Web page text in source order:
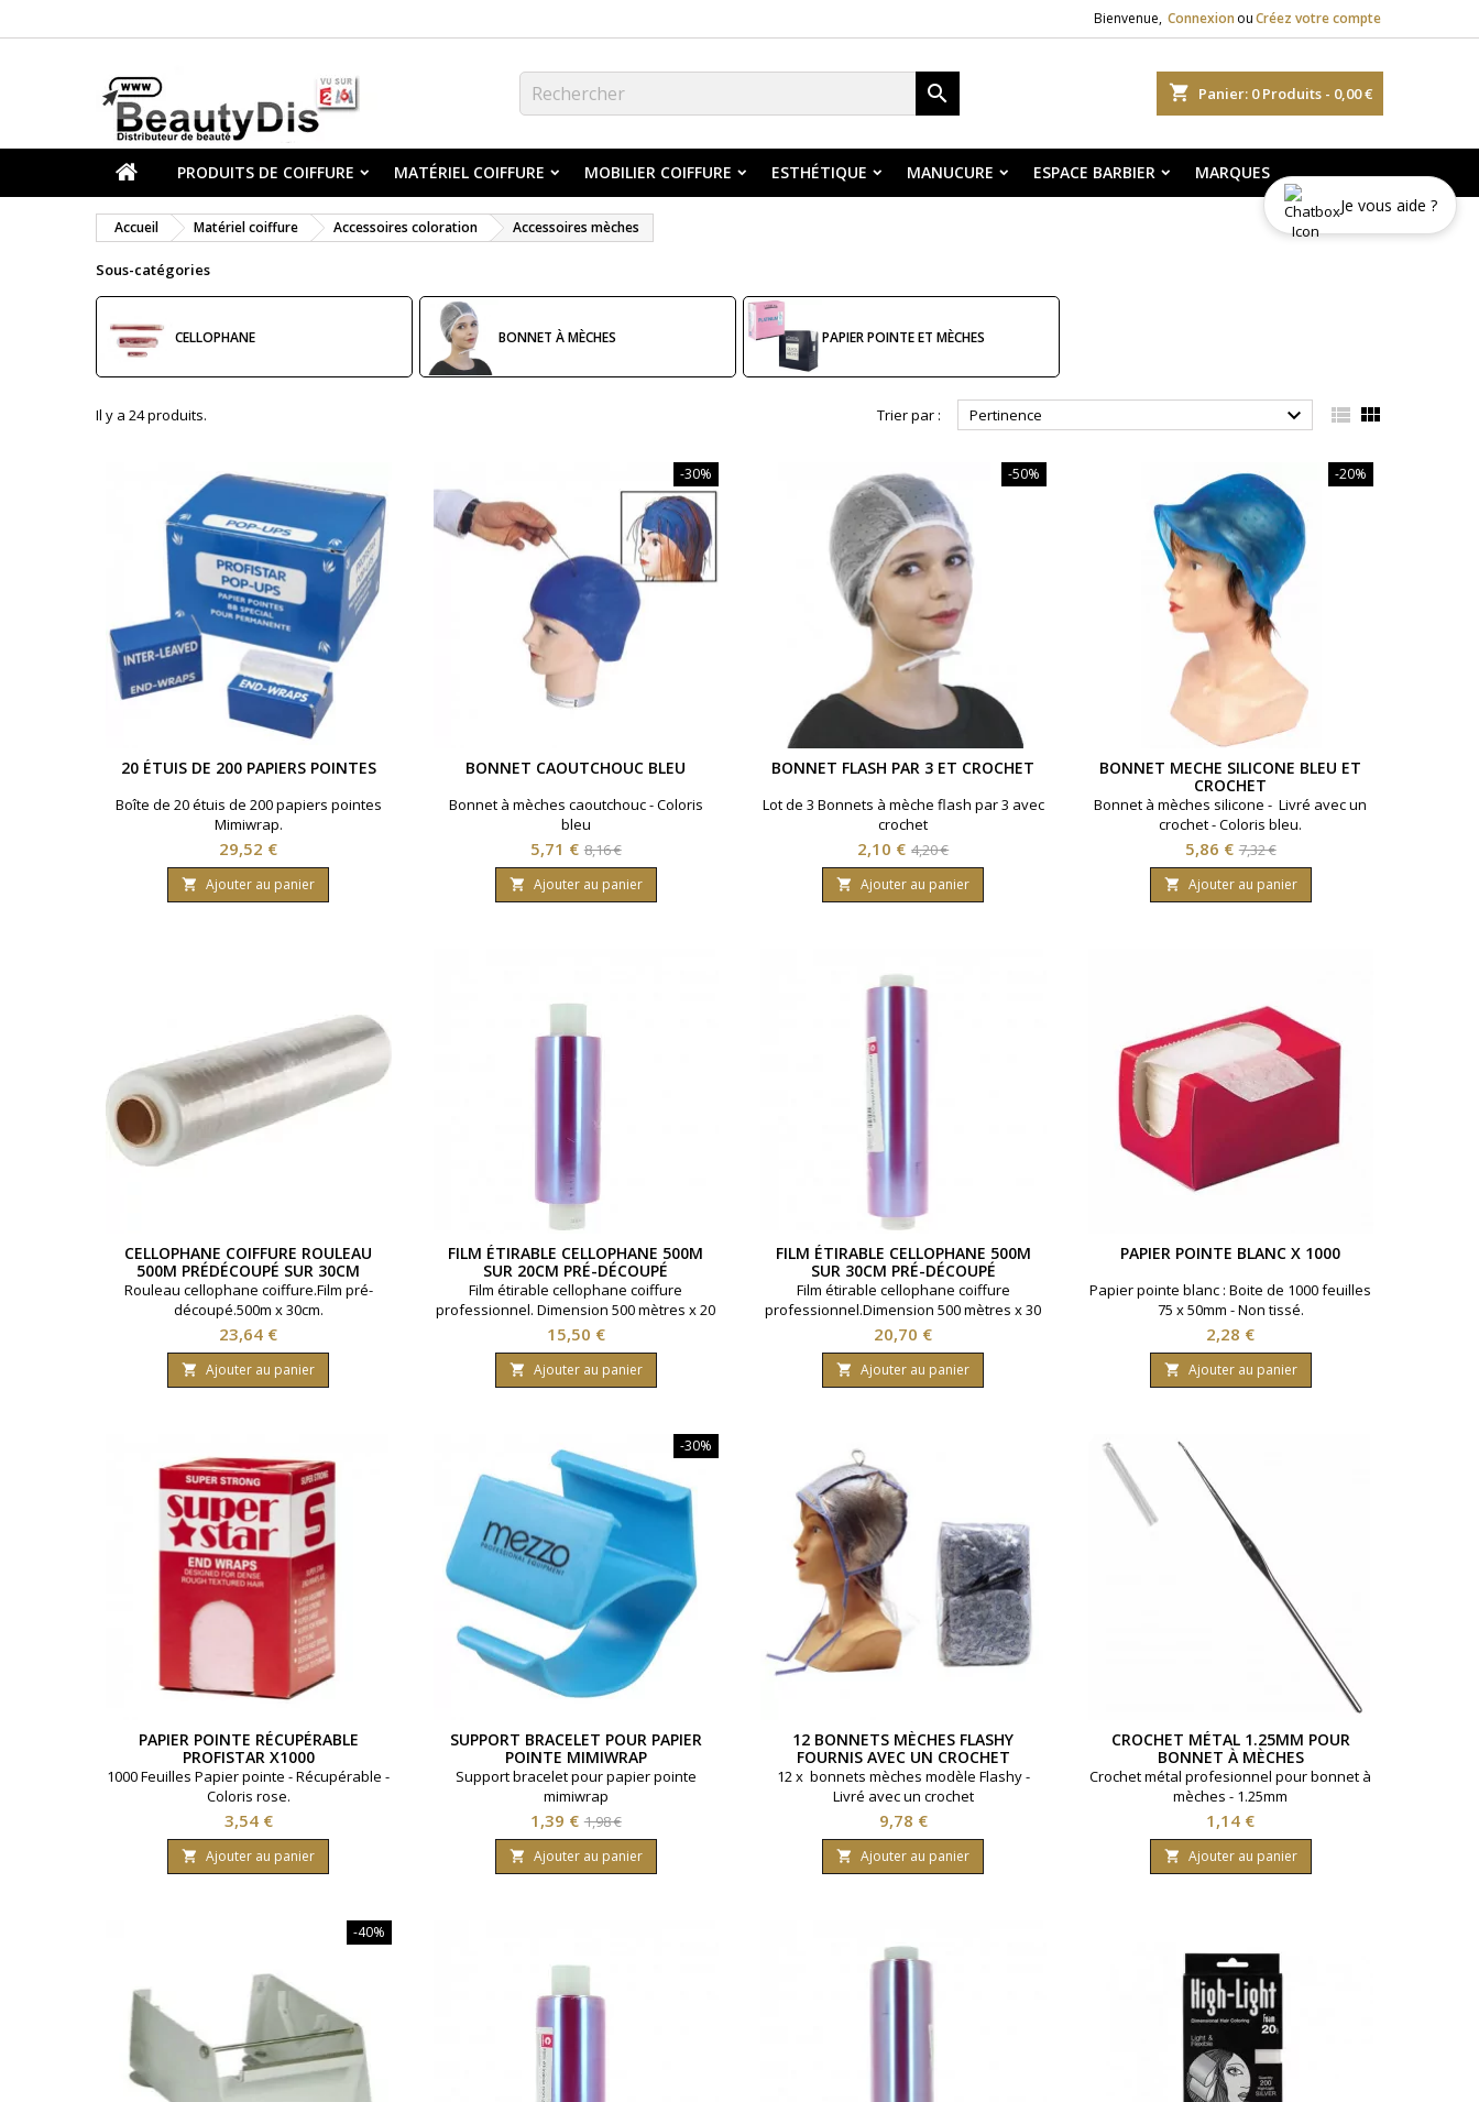
Bienvenue, Connexion ouCréez votre compte
shopping_cart Panier: 0Produits - 0,00 €

PRODUITS DE COIFFURE MATÉRIEL COIFFURE MOBILIER COIFFURE ESTHÉTIQUE MANUCURE ESPACE BARBIER MARQUES
Accueil Matériel coiffure Accessoires coloration Accessoires mèches
Sous-catégories
CELLOPHANE BONNET À MÈCHES PAPIER POINTE ET MÈCHES
Il y a 24 produits. Trier par : Pertinence   
20 ÉTUIS DE 200 PAPIERS POINTES
Boîte de 20 étuis de 200 papiers pointes
Mimiwrap.
Prix
29,52 €
 Ajouter au panier
-30%
BONNET CAOUTCHOUC BLEU
Bonnet à mèches caoutchouc - Coloris
bleu
Prix
5,71 € Prix
de
base
8,16 €
 Ajouter au panier
-50%
BONNET FLASH PAR 3 ET CROCHET
Lot de 3 Bonnets à mèche flash par 3 avec
crochet
Prix
2,10 € Prix
de
base
4,20 €
 Ajouter au panier
-20%
BONNET MECHE SILICONE BLEU ET
CROCHET
Bonnet à mèches silicone - Livré avec un
crochet - Coloris bleu.
Prix
5,86 € Prix
de
base
7,32 €
 Ajouter au panier
CELLOPHANE COIFFURE ROULEAU
500M PRÉDÉCOUPÉ SUR 30CM
Rouleau cellophane coiffure.Film pré-
découpé.500m x 30cm.
Prix
23,64 €
 Ajouter au panier
FILM ÉTIRABLE CELLOPHANE 500M
SUR 20CM PRÉ-DÉCOUPÉ
Film étirable cellophane coiffure
professionnel. Dimension 500 mètres x 20
centimètres. Rouleau pré-découpé.
Marque Coiffeo.
Prix
15,50 €
 Ajouter au panier
FILM ÉTIRABLE CELLOPHANE 500M
SUR 30CM PRÉ-DÉCOUPÉ
Film étirable cellophane coiffure
professionnel.Dimension 500 mètres x 30
centimètres.Rouleau pré-découpé.Marque
Coiffeo.
Prix
20,70 €
 Ajouter au panier
PAPIER POINTE BLANC X 1000
Papier pointe blanc : Boite de 1000 feuilles
75 x 50mm - Non tissé.
Prix
2,28 €
 Ajouter au panier
PAPIER POINTE RÉCUPÉRABLE
PROFISTAR X1000
1000 Feuilles Papier pointe - Récupérable -
Coloris rose.
Prix
3,54 €
 Ajouter au panier
-30%
SUPPORT BRACELET POUR PAPIER
POINTE MIMIWRAP
Support bracelet pour papier pointe
mimiwrap
Prix
1,39 € Prix
de
base
1,98 €
 Ajouter au panier
12 BONNETS MÈCHES FLASHY
FOURNIS AVEC UN CROCHET
12 x bonnets mèches modèle Flashy -
Livré avec un crochet
Prix
9,78 €
 Ajouter au panier
CROCHET MÉTAL 1.25MM POUR
BONNET À MÈCHES
Crochet métal profesionnel pour bonnet à
mèches - 1.25mm
Prix
1,14 €
 Ajouter au panier
-40%
Je vous aide ?